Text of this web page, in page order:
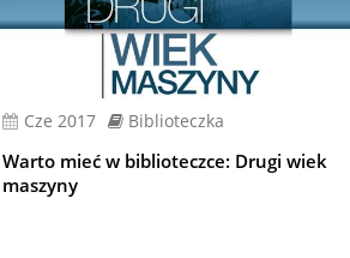
cze 2017 Biblioteczka
Warto mieć w biblioteczce: Drugi wiek
maszyny